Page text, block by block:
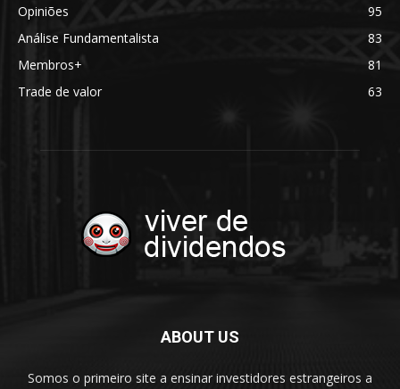
Opiniões
95
Análise Fundamentalista
83
Membros+
81
Trade de valor
63
ABOUT US
Somos o primeiro site a ensinar investidores estrangeiros a